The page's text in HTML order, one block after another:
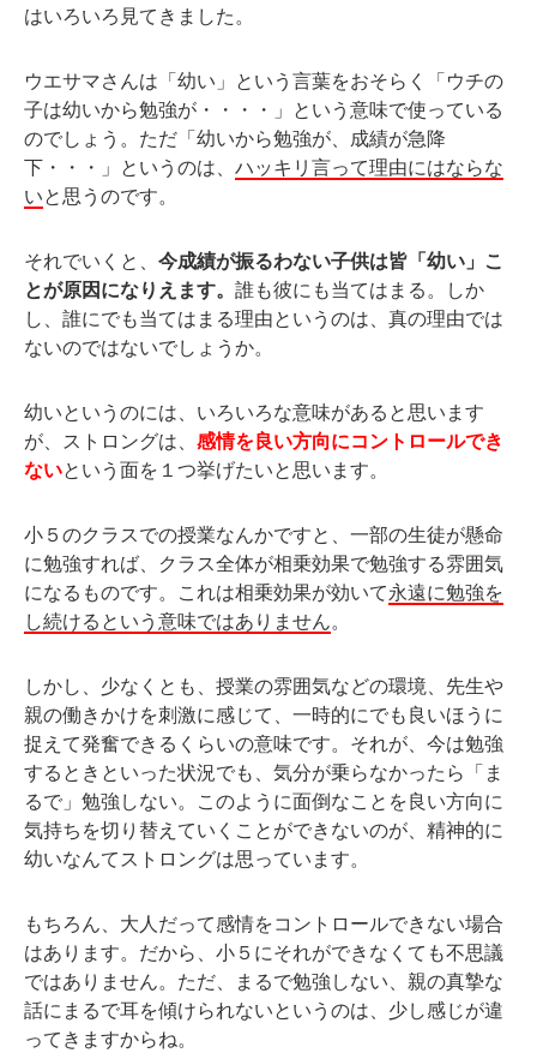
はいろいろ見てきました。
ウエサマさんは「幼い」という言葉をおそらく「ウチの
子は幼いから勉強が・・・・」という意味で使っている
のでしょう。ただ「幼いから勉強が、成績が急降
下・・・」というのは、 ハッキリ言って理由にはならな
いと思うのです。
それでいくと、 今成績が振るわない子供は皆「幼い」こ
とが原因になりえます。 誰も彼にも当てはまる。しか
し、誰にでも当てはまる理由というのは、真の理由では
ないのではないでしょうか。
幼いというのには、いろいろな意味があると思います
が、ストロングは、 感情を良い方向にコントロールでき
ないという面を１つ挙げたいと思います。
小５のクラスでの授業なんかですと、一部の生徒が懸命
に勉強すれば、クラス全体が相乗効果で勉強する雰囲気
になるものです。これは相乗効果が効いて永遠に勉強を
し続けるという意味ではありません。
しかし、少なくとも、授業の雰囲気などの環境、先生や
親の働きかけを刺激に感じて、一時的にでも良いほうに
捉えて発奮できるくらいの意味です。それが、今は勉強
するときといった状況でも、気分が乗らなかったら「ま
るで」勉強しない。このように面倒なことを良い方向に
気持ちを切り替えていくことができないのが、精神的に
幼いなんてストロングは思っています。
もちろん、大人だって感情をコントロールできない場合
はあります。だから、小５にそれができなくても不思議
ではありません。ただ、まるで勉強しない、親の真摯な
話にまるで耳を傾けられないというのは、少し感じが違
ってきますからね。